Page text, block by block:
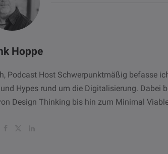
Hoppe
Podcast Host Schwerpunktmäßig befasse
Hypes rund um die Digitalisierung. Dabei
Design Thinking bis hin zum Minimal